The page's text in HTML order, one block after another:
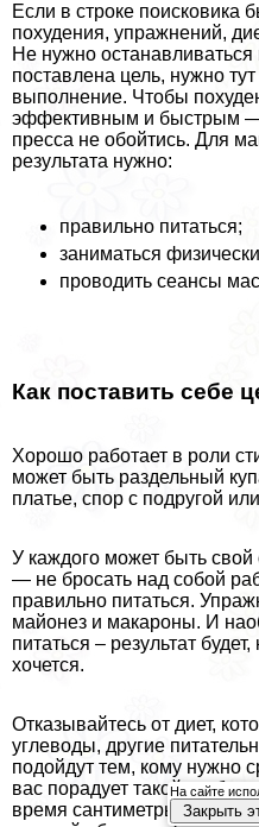
Если в строке поисковика
похудения, упражнений,
Не нужно
поставлена цель, нужно
выполнение. Чтобы
эффективным и быстрым
пресса не обойтись. Для
результата нужно:
правильно питаться;
заниматься
проводить сеансы
Как поставить себе
Хорошо работает в роли
может быть раздельный
платье, спор с подругой
У каждого может быть
— не бросать над собой
правильно питаться.
майонез и макароны. И
питаться – результат
хочется.
Отказывайтесь от диет,
углеводы, другие
подойдут тем, кому нужно
вас порадует такой же
время сантиметры
На сайте
Закрыть